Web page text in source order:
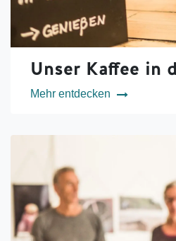
Unser Kaffee in
Mehr entdecken